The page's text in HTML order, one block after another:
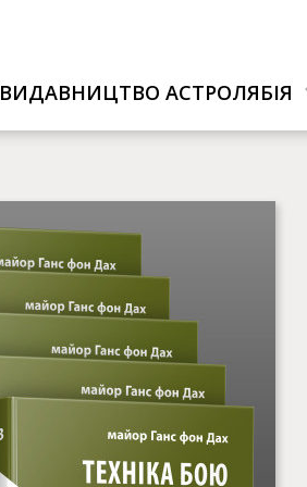
ВИДАВНИЦТВО АСТРОЛЯБІЯ